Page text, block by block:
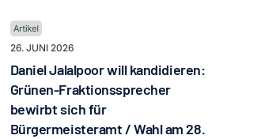
26. JUNI 2026
Daniel Jalalpoor will kandidieren:
Grünen-Fraktionssprecher
bewirbt sich für
Bürgermeisteramt / Wahl am 28.